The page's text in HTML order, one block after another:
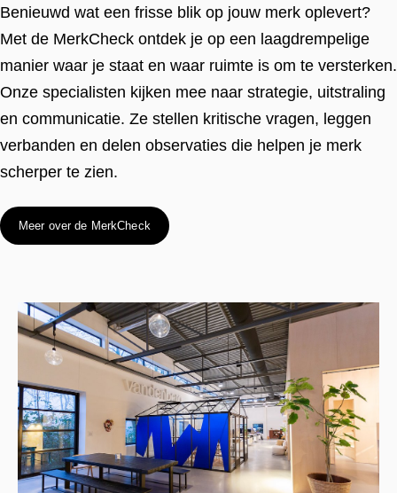
Benieuwd wat een frisse blik op jouw merk oplevert?
Met de MerkCheck ontdek je op een laagdrempelige
manier waar je staat en waar ruimte is om te versterken.
Onze specialisten kijken mee naar strategie, uitstraling
en communicatie. Ze stellen kritische vragen, leggen
verbanden en delen observaties die helpen je merk
scherper te zien.
Meer over de MerkCheck